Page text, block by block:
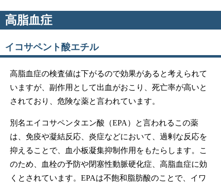
高脂血症
イコサペント酸エチル
高脂血症の検査値は下がるので効果があると考えられて
いますが、副作用として出血がおこり、死亡率が高いと
されており、危険な薬と言われています。
別名エイコサペンタエン酸（EPA）と言われるこの薬
は、免疫や凝結反応、炎症などにおいて、過剰な反応を
抑えることで、血小板凝集抑制作用をもたらします。こ
のため、血栓の予防や閉塞性動脈硬化症、高脂血症に効
くとされています。EPAは不飽和脂肪酸のことで、イワ